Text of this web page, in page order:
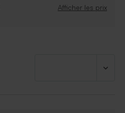
Afficher les prix